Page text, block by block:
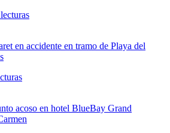
lecturas
en accidente en tramo de Playa del
acoso en hotel BlueBay Grand